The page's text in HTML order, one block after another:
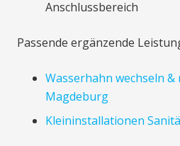
Anschlussbereich
Passende ergänzende
Wasserhahn wechseln
Magdeburg
Kleininstallationen